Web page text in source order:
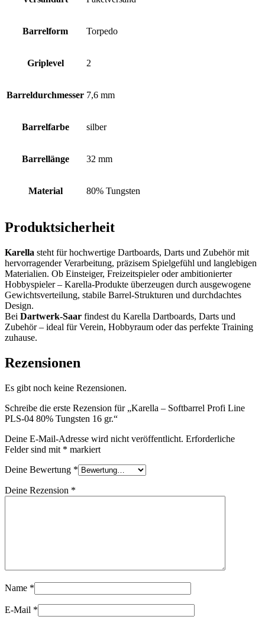
Barrelform Torpedo
Griplevel 2
Barreldurchmesser 7,6 mm
Barrelfarbe silber
Barrellänge 32 mm
Material 80% Tungsten
Produktsicherheit
Karella steht für hochwertige Dartboards, Darts und Zubehör mit
hervorragender Verarbeitung, präzisem Spielgefühl und langlebigen
Materialien. Ob Einsteiger, Freizeitspieler oder ambitionierter
Hobbyspieler – Karella-Produkte überzeugen durch ausgewogene
Gewichtsverteilung, stabile Barrel-Strukturen und durchdachtes
Design.
Bei Dartwerk-Saar findest du Karella Dartboards, Darts und
Zubehör – ideal für Verein, Hobbyraum oder das perfekte Training
zuhause.
Rezensionen
Es gibt noch keine Rezensionen.
Schreibe die erste Rezension für „Karella – Softbarrel Profi Line
PLS-04 80% Tungsten 16 gr.“
Deine E-Mail-Adresse wird nicht veröffentlicht. Erforderliche
Felder sind mit * markiert
Deine Bewertung *
Deine Rezension *
Name *
E-Mail *